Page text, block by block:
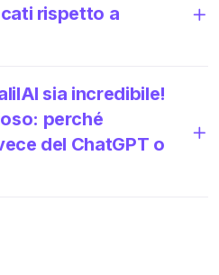
rispetto a
sia incredibile!
perché
del ChatGPT o